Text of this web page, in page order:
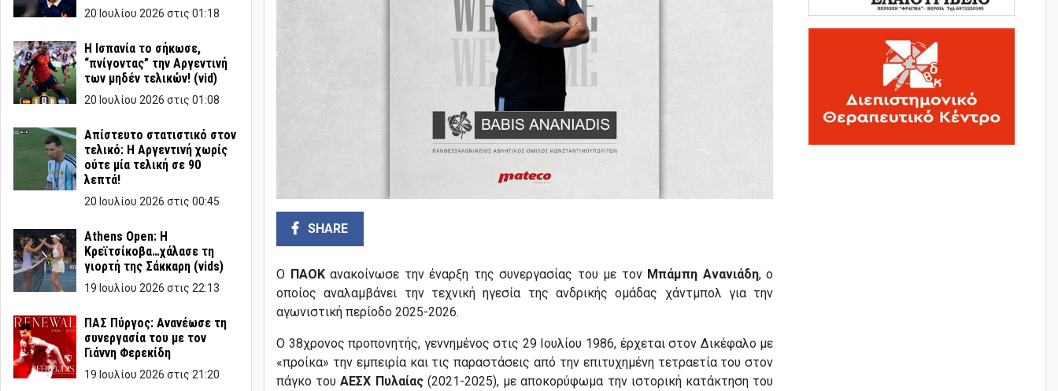
20 Ιουλίου 2026 στις 01:18
Η Ισπανία το σήκωσε,
“πνίγοντας” την Αργεντινή
των μηδέν τελικών! (vid)
20 Ιουλίου 2026 στις 01:08
Απίστευτο στατιστικό στον
τελικό: Η Αργεντινή χωρίς
ούτε μία τελική σε 90
λεπτά!
20 Ιουλίου 2026 στις 00:45
Athens Open: Η
Κρεϊτσίκοβα…χάλασε τη
γιορτή της Σάκκαρη (vids)
19 Ιουλίου 2026 στις 22:13
ΠΑΣ Πύργος: Ανανέωσε τη
συνεργασία του με τον
Γιάννη Φερεκίδη
19 Ιουλίου 2026 στις 21:20
SHARE
Ο ΠΑΟΚανακοίνωσε την έναρξη της συνεργασίας του με τον Μπάμπη Ανανιάδη, ο
οποίος αναλαμβάνει την τεχνική ηγεσία της ανδρικής ομάδας χάντμπολ για την
αγωνιστική περίοδο 2025-2026.
Ο 38χρονος προπονητής, γεννημένος στις 29 Ιουλίου 1986, έρχεται στον Δικέφαλο με
«προίκα» την εμπειρία και τις παραστάσεις από την επιτυχημένη τετραετία του στον
πάγκο τουΑΕΣΧ Πυλαίας(2021-2025), με αποκορύφωμα την ιστορική κατάκτηση του